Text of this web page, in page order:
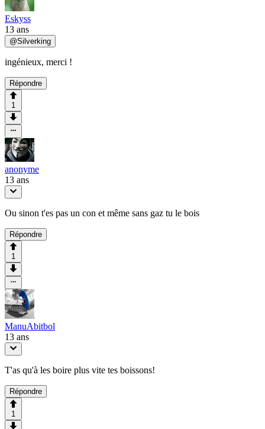
Eskyss
13 ans
@Silverking
ingénieux, merci !
Répondre
1
anonyme
13 ans
Ou sinon t'es pas un con et même sans gaz tu le bois
Répondre
1
ManuAbitbol
13 ans
T'as qu'à les boire plus vite tes boissons!
Répondre
1